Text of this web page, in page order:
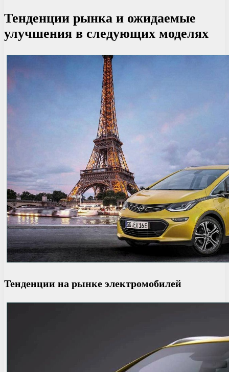
Тенденции рынка и ожидаемые
улучшения в следующих моделях
Тенденции на рынке электромобилей